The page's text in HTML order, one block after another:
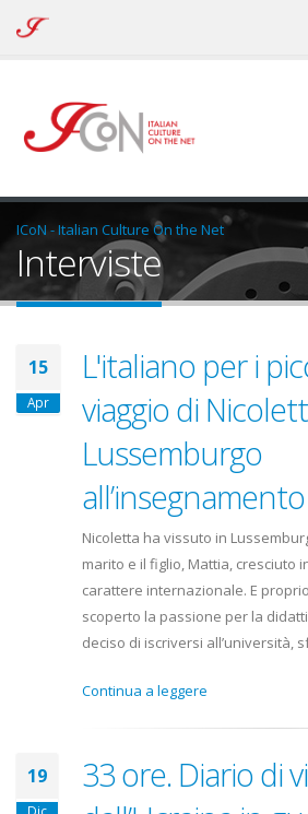
ICoN
On
the
Net
ICoN - Italian Culture On the Net
Interviste
15
Apr
L'italiano per i
viaggio di
Lussemburgo
Nicoletta ha vissuto in
marito e il figlio, Mattia, cresciuto
carattere internazionale. E
scoperto la passione per la
deciso di iscriversi all’università,
Continua a leggere
19
33 ore. Diario di